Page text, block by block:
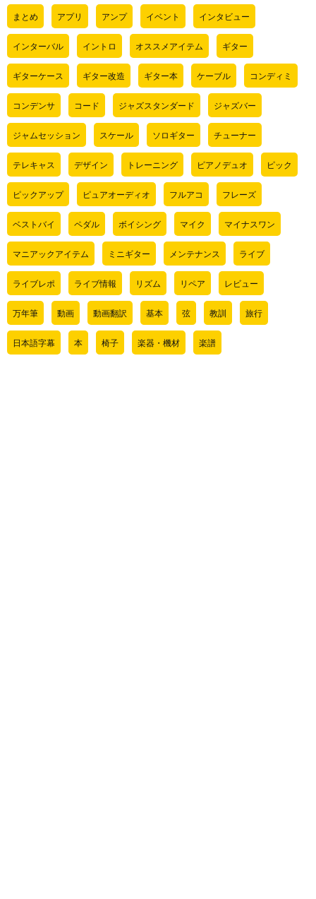
まとめ アプリ アンプ イベント インタビュー
インターバル イントロ オススメアイテム ギター
ギターケース ギター改造 ギター本 ケーブル コンディミ
コンデンサ コード ジャズスタンダード ジャズバー
ジャムセッション スケール ソロギター チューナー
テレキャス デザイン トレーニング ピアノデュオ ピック
ピックアップ ピュアオーディオ フルアコ フレーズ
ベストバイ ペダル ボイシング マイク マイナスワン
マニアックアイテム ミニギター メンテナンス ライブ
ライブレポ ライブ情報 リズム リペア レビュー
万年筆 動画 動画翻訳 基本 弦 教訓 旅行
日本語字幕 本 椅子 楽器・機材 楽譜